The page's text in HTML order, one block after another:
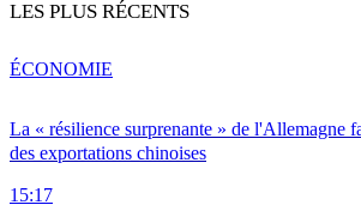
LES PLUS RÉCENTS
La « résilience surprenante » de l'Allemagne
des exportations chinoises
15:17
ÉCONOMIE